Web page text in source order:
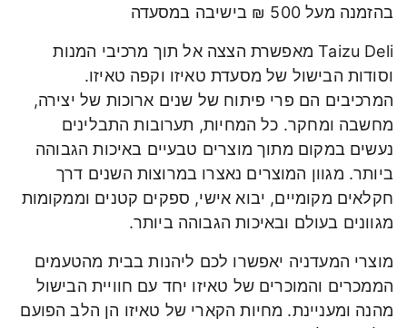
בהזמנה מעל 500 ₪ בישיבה במסעדה
Taizu Deli מאפשרת הצצה אל תוך מרכיבי המנות
וסודות הבישול של מסעדת טאיזו וקפה טאיזו.
המרכיבים הם פרי פיתוח של שנים ארוכות של יצירה,
מחשבה ומחקר. כל המחיות, תערובות התבלינים
נעשים במקום מתוך מוצרים טבעיים באיכות הגבוהה
ביותר. מגוון המוצרים נאצרו במרוצות השנים דרך
חקלאים מקומיים, יבוא אישי, ספקים קטנים וממקומות
מגוונים בעולם ובאיכות הגבוהה ביותר.
מוצרי המעדניה יאפשרו לכם ליהנות בבית מהטעמים
הממכרים והמוכרים של טאיזו יחד עם חוויית הבישול
מהנה ומעניינת. מחיות הקארי של טאיזו הן הלב הפועם